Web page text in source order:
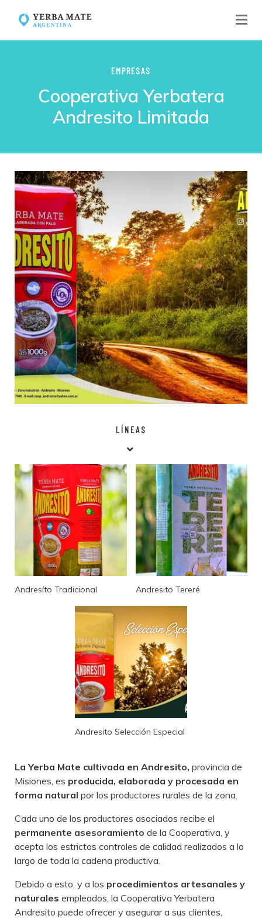
EMPRESAS
Cooperativa Yerbatera
Andresito Limitada
LÍNEAS
Andresíto Tradicional Andresito Tereré
Andresito Selección Especial
La Yerba Mate cultivada en Andresito, provincia de
Misiones, es producida, elaborada y procesada en
forma natural por los productores rurales de la zona.
Cada uno de los productores asociados recibe el
permanente asesoramiento de la Cooperativa, y
acepta los estrictos controles de calidad realizados a lo
largo de toda la cadena productiva.
Debido a esto, y a los procedimientos artesanales y
naturales empleados, la Cooperativa Yerbatera
Andresito puede ofrecer y asegurar a sus clientes,